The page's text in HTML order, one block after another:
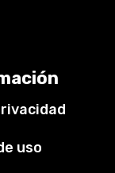
uso